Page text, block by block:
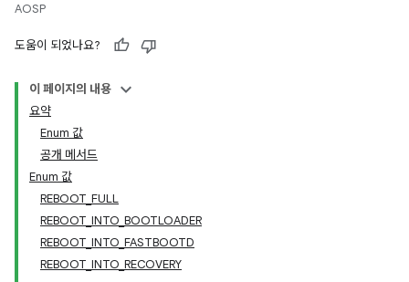
AOSP
도움이 되었나요?
이 페이지의 내용
요약
Enum 값
공개 메서드
Enum 값
REBOOT_FULL
REBOOT_INTO_BOOTLOADER
REBOOT_INTO_FASTBOOTD
REBOOT_INTO_RECOVERY